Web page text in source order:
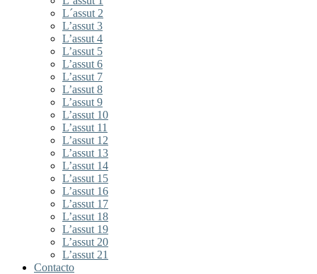
L´assut 2
L’assut 3
L’assut 4
L’assut 5
L’assut 6
L’assut 7
L’assut 8
L’assut 9
L’assut 10
L’assut 11
L’assut 12
L’assut 13
L’assut 14
L’assut 15
L’assut 16
L’assut 17
L’assut 18
L’assut 19
L’assut 20
L’assut 21
Contacto